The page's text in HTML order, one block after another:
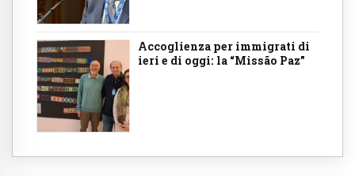
Accoglienza per immigrati di
ieri e di oggi: la “Missão Paz”